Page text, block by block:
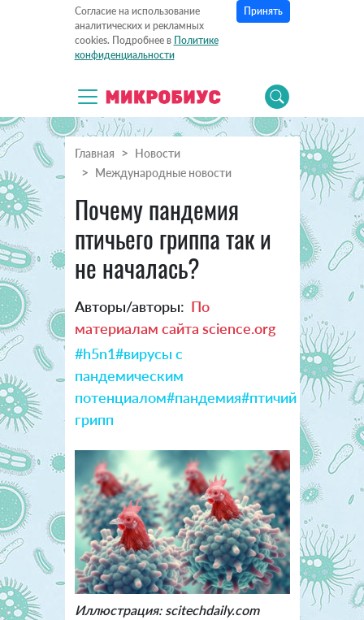
Согласие на использование
аналитических и рекламных
cookies. Подробнее в Политике
конфиденциальности
Принять
Главная
Новости
Международные новости
Почему пандемия
птичьего гриппа так и
не началась?
Авторы/авторы: По
материалам сайта science.org
#h5n1#вирусы с
пандемическим
потенциалом#пандемия#птичий
грипп
Иллюстрация: scitechdaily.com